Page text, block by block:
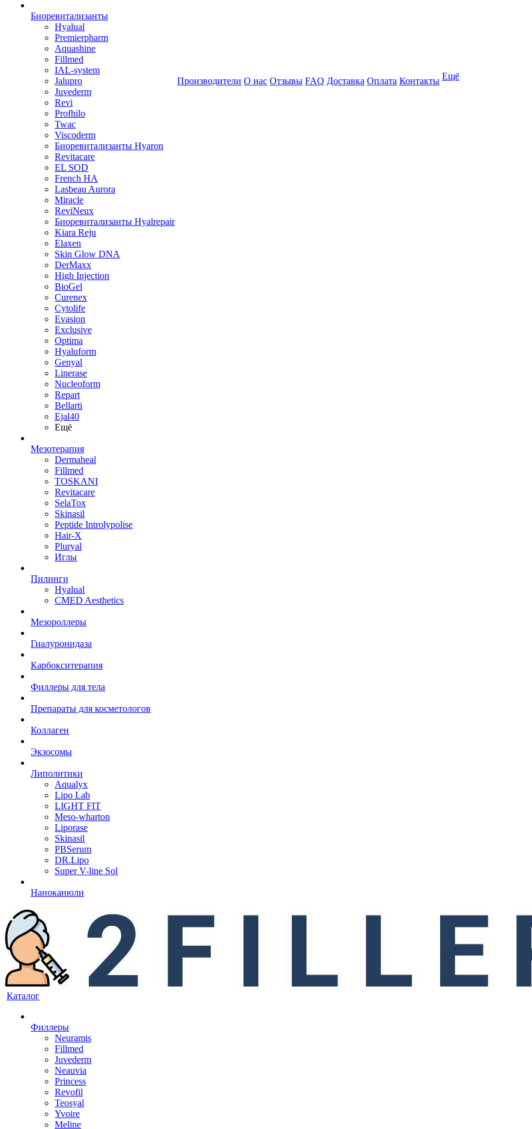
Биоревитализанты
Hyalual
Premierpharm
Aquashine
Fillmed
IAL-system
Jalupro
Juvederm
Revi
Profhilo
Twac
Viscoderm
Биоревитализанты Hyaron
Revitacare
EL SOD
French HA
Lasbeau Aurora
Miracle
ReviNeux
Биоревитализанты Hyalrepair
Kiara Reju
Elaxen
Skin Glow DNA
DerMaxx
High Injection
BioGel
Curenex
Cytolife
Evasion
Exclusive
Optima
Hyaluform
Genyal
Linerase
Nucleoform
Repart
Bellarti
Ejal40
Ещё
Мезотерапия
Dermaheal
Fillmed
TOSKANI
Revitacare
SelaTox
Skinasil
Peptide Introlypolise
Hair-X
Pluryal
Иглы
Пилинги
Hyalual
CMED Aesthetics
Мезороллеры
Гиалуронидаза
Карбокситерапия
Филлеры для тела
Препараты для косметологов
Коллаген
Экзосомы
Липолитики
Aqualyx
Lipo Lab
LIGHT FIT
Meso-wharton
Liporase
Skinasil
PBSerum
DR.Lipo
Super V-line Sol
Наноканюли
Производители О нас Отзывы FAQ Доставка Оплата Контакты Ещё
Каталог
Филлеры
Neuramis
Fillmed
Juvederm
Neauvia
Princess
Revofil
Teosyal
Yvoire
Meline